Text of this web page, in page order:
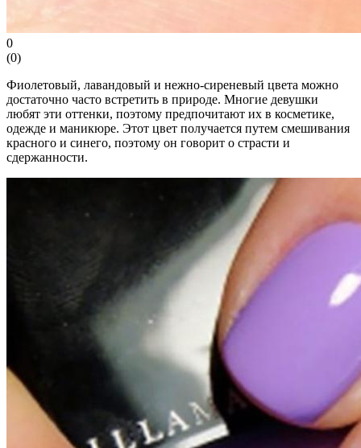
0
(0)
Фиолетовый, лавандовый и нежно-сиреневый цвета можно
достаточно часто встретить в природе. Многие девушки
любят эти оттенки, поэтому предпочитают их в косметике,
одежде и маникюре. Этот цвет получается путем смешивания
красного и синего, поэтому он говорит о страсти и
сдержанности.